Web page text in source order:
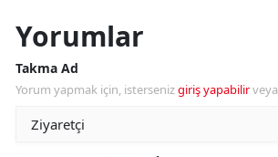
Yorumlar
Takma Ad
Yorum yapmak için, istersenizgiriş yapabilirveya